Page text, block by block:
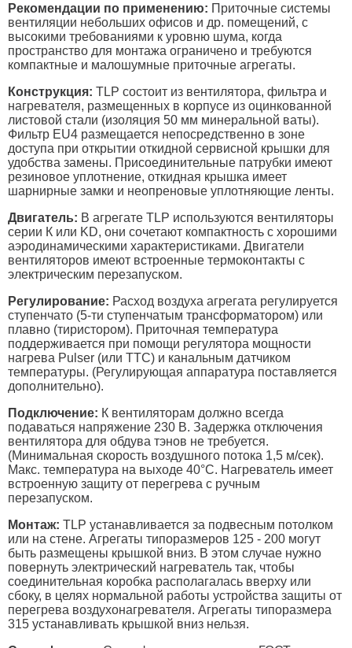
Рекомендации по применению: Приточные системы
вентиляции небольших офисов и др. помещений, с
высокими требованиями к уровню шума, когда
пространство для монтажа ограничено и требуются
компактные и малошумные приточные агрегаты.
Конструкция: TLP состоит из вентилятора, фильтра и
нагревателя, размещенных в корпусе из оцинкованной
листовой стали (изоляция 50 мм минеральной ваты).
Фильтр EU4 размещается непосредственно в зоне
доступа при открытии откидной сервисной крышки для
удобства замены. Присоединительные патрубки имеют
резиновое уплотнение, откидная крышка имеет
шарнирные замки и неопреновые уплотняющие ленты.
Двигатель: В агрегате TLP используются вентиляторы
серии К или KD, они сочетают компактность с хорошими
аэродинамическими характеристиками. Двигатели
вентиляторов имеют встроенные термоконтакты с
электрическим перезапуском.
Регулирование: Расход воздуха агрегата регулируется
ступенчато (5-ти ступенчатым трансформатором) или
плавно (тиристором). Приточная температура
поддерживается при помощи регулятора мощности
нагрева Pulser (или ТTС) и канальным датчиком
температуры. (Регулирующая аппаратура поставляется
дополнительно).
Подключение: К вентиляторам должно всегда
подаваться напряжение 230 В. Задержка отключения
вентилятора для обдува тэнов не требуется.
(Минимальная скорость воздушного потока 1,5 м/сек).
Макс. температура на выходе 40°С. Нагреватель имеет
встроенную защиту от перегрева с ручным
перезапуском.
Монтаж: TLP устанавливается за подвесным потолком
или на стене. Агрегаты типоразмеров 125 - 200 могут
быть размещены крышкой вниз. В этом случае нужно
повернуть электрический нагреватель так, чтобы
соединительная коробка располагалась вверху или
сбоку, в целях нормальной работы устройства защиты от
перегрева воздухонагревателя. Агрегаты типоразмера
315 устанавливать крышкой вниз нельзя.